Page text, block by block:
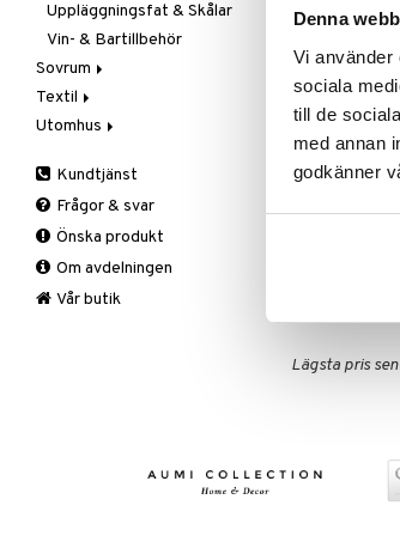
Denna
Vi använder
sociala
till de
med annan
godkänner
Kaffemått i
Rymmer 7
Material:
Storlek:
Volym: 7
Lägsta pris
Termoskannor
Termosmuggar
Djupa tallrikar
Mattallrikar
Uppläggningsfat & Skålar
Vin- & Bartillbehör
Sovrum
Filtar & Plädar
Prydnadskuddar
Bäddset
Kuddar & Täcken
Lakan & Örngott
Tillbehör
Textil
Badrumstextilier
Filtar & Plädar
Kökstextilier
Mattor
Övrigt
Prydnadskuddar
Utomhus
Friluftsliv
Grill & Grilltillbehör
Krukor
Mygg- & insektsskydd
Picknick
Kundtjänst
Frågor & svar
Önska produkt
Om avdelningen
Vår butik